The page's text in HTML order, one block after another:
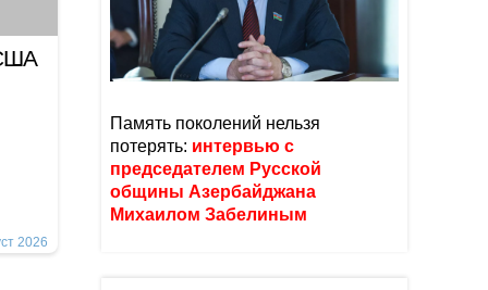
2026
Память поколений нельзя
потерять: интервью с
председателем Русской
общины Азербайджана
Михаилом Забелиным